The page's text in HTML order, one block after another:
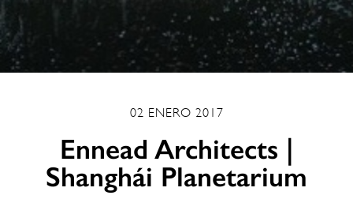
02 ENERO 2017
Ennead Architects |
Shanghái Planetarium